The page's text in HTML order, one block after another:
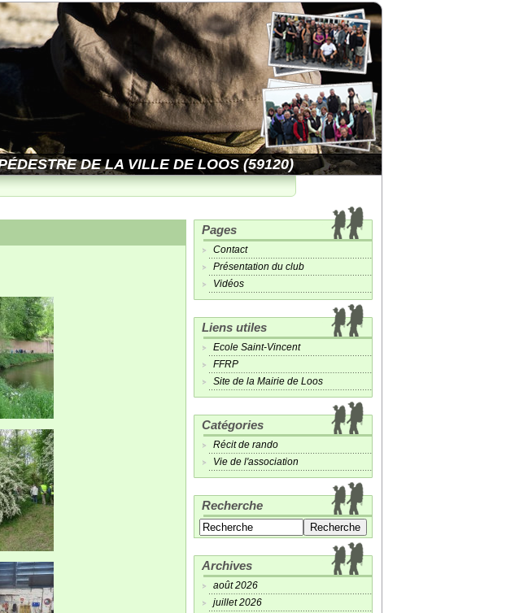
DE LA VILLE DE LOOS (59120)
Pages
Contact
Présentation du club
Vidéos
Liens utiles
Ecole Saint-Vincent
FFRP
Site de la Mairie de Loos
Catégories
Récit de rando
Vie de l'association
Recherche
Archives
août 2026
juillet 2026